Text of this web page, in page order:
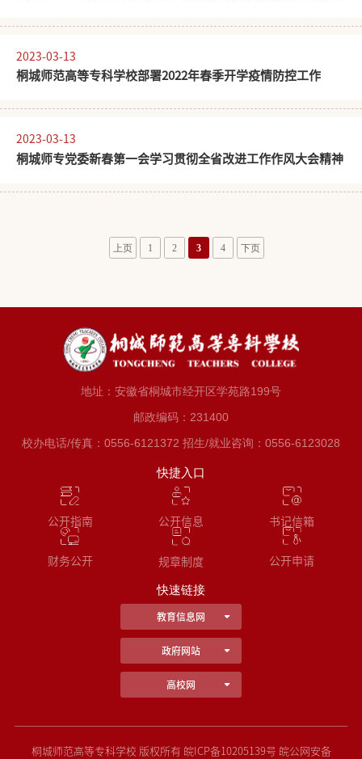
2023-03-13
桐城师范高等专科学校部署2022年春季开学疫情防控工作
2023-03-13
桐城师专党委新春第一会学习贯彻全省改进工作作风大会精神
上页 1 2 3 4 下页
地址：安徽省桐城市经开区学苑路199号
邮政编码：231400
校办电话/传真：0556-6121372 招生/就业咨询：0556-6123028
快捷入口
公开指南 公开信息 书记信箱
财务公开 规章制度 公开申请
快速链接
教育信息网
政府网站
高校网
桐城师范高等专科学校 版权所有 皖ICP备10205139号 皖公网安备